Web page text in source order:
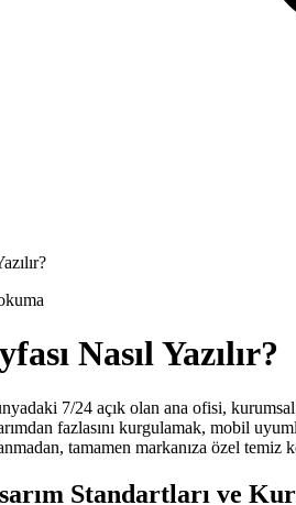
Nasıl Yazılır?
7/24 açık olan ana ofisi,
fazlasını kurgulamak, mobil
tamamen markanıza özel
Standartları ve